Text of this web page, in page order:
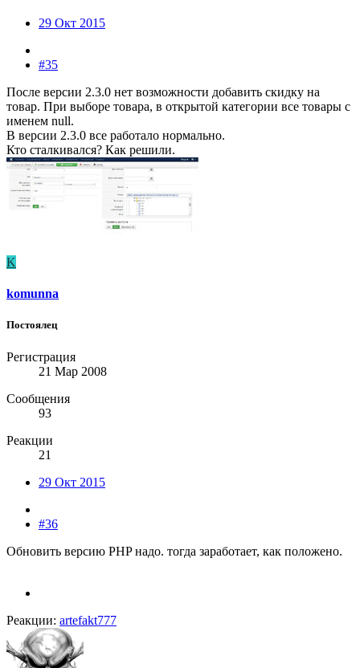
29 Окт 2015
#35
После версии 2.3.0 нет возможности добавить скидку на
товар. При выборе товара, в открытой категории все товары с
именем null.
В версии 2.3.0 все работало нормально.
Кто сталкивался? Как решили.
K
komunna
Постоялец
Регистрация
21 Мар 2008
Сообщения
93
Реакции
21
29 Окт 2015
#36
Обновить версию PHP надо. тогда заработает, как положено.
Реакции: artefakt777